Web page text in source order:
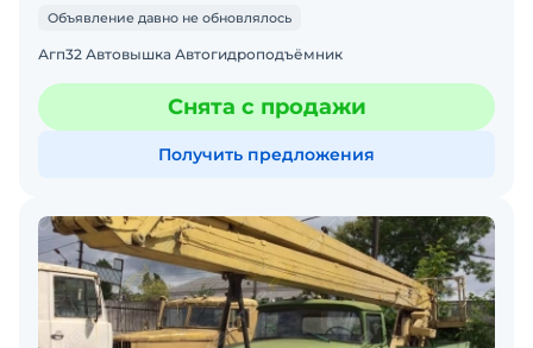
Объявление давно не обновлялось
Агп32 Автовышка Автогидроподъёмник
Снята с продажи
Получить предложения